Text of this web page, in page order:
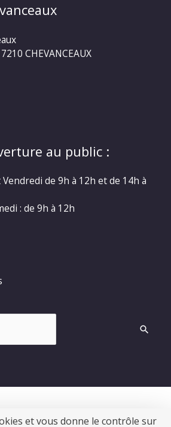
et vous donne le contrôle sur
CHEVANCEAUX
au public :
de 9h à 12h et de 14h à
: de 9h à 12h
Commune de Chevanceaux|